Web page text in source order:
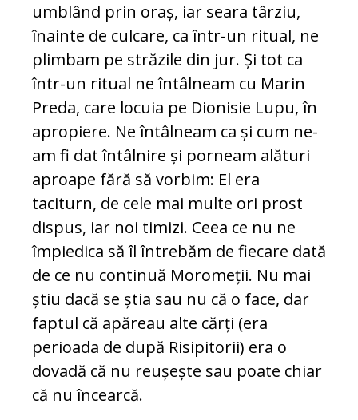
umblând prin oraș, iar seara târziu,
înainte de culcare, ca într-un ritual, ne
plimbam pe străzile din jur. Și tot ca
într-un ritual ne întâlneam cu Marin
Preda, care locuia pe Dionisie Lupu, în
apropiere. Ne întâlneam ca și cum ne-
am fi dat întâlnire și porneam alături
aproape fără să vorbim: El era
taciturn, de cele mai multe ori prost
dispus, iar noi timizi. Ceea ce nu ne
împiedica să îl întrebăm de fiecare dată
de ce nu continuă Moromeții. Nu mai
știu dacă se știa sau nu că o face, dar
faptul că apăreau alte cărți (era
perioada de după Risipitorii) era o
dovadă că nu reușește sau poate chiar
că nu încearcă.